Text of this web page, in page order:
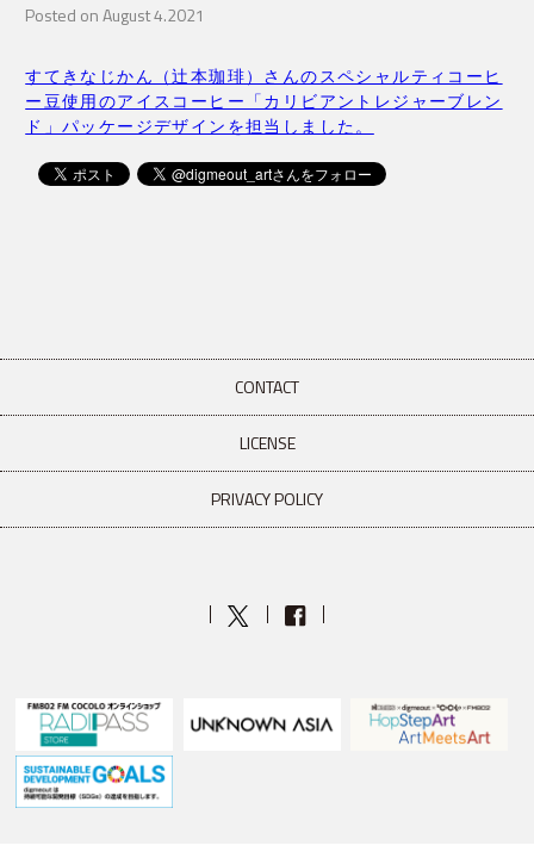
Posted on August 4.2021
すてきなじかん（辻本珈琲）さんのスペシャルティコーヒ
ー豆使用のアイスコーヒー「カリビアントレジャーブレン
ド」パッケージデザインを担当しました。
CONTACT
LICENSE
PRIVACY POLICY